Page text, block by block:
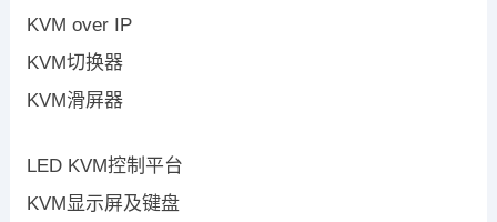
KVM over IP
KVM切换器
KVM滑屏器
LED KVM控制平台
KVM显示屏及键盘